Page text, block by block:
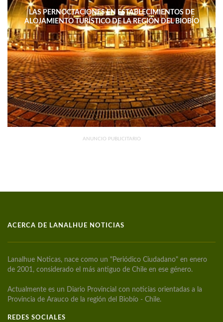
LAS PERNOCTACIONES EN ESTABLECIMIENTOS DE
ALOJAMIENTO TURÍSTICO DE LA REGIÓN DEL BIOBÍO
DISMINUYERON 15,4% INTERANUAL
ANUNCIO PUBLICITARIO
ACERCA DE LANALHUE NOTICIAS
Lanalhue Noticas, nace como un "Periódico Ciudadano" en enero
de 2001, considerado el más antiguo de Chile en ese género.
Actualmente es un Diario Provincial con noticias orientadas a la
Provincia de Arauco de la región del Biobío - Chile.
REDES SOCIALES